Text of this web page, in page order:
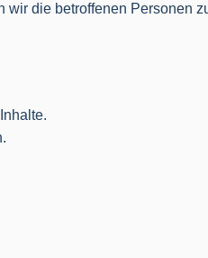
die betroffenen Personen